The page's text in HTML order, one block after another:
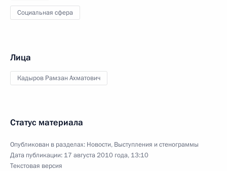
Социальная сфера
Лица
Кадыров Рамзан Ахматович
Статус материала
Опубликован в разделах: Новости, Выступления и стенограммы
Дата публикации: 17 августа 2010 года, 13:10
Текстовая версия